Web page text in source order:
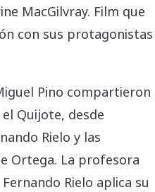
MacGilvray. Film que
con sus protagonistas
Pino compartieron
Quijote, desde
Rielo y las
Ortega. La profesora
Rielo aplica su